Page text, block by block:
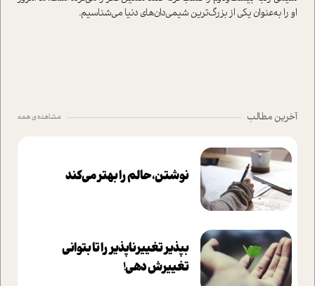
او را به‌عنوان یکی از بزرگ‌ترین شیمی‌دان‌های دنیا می‌شناسیم.
آخرین مطالب مشاهده ی همه
نوشتن، حالم را بهتر می‌کند
بپذير تغييرناپذير را تا بتواني
تغييرش دهي!‏